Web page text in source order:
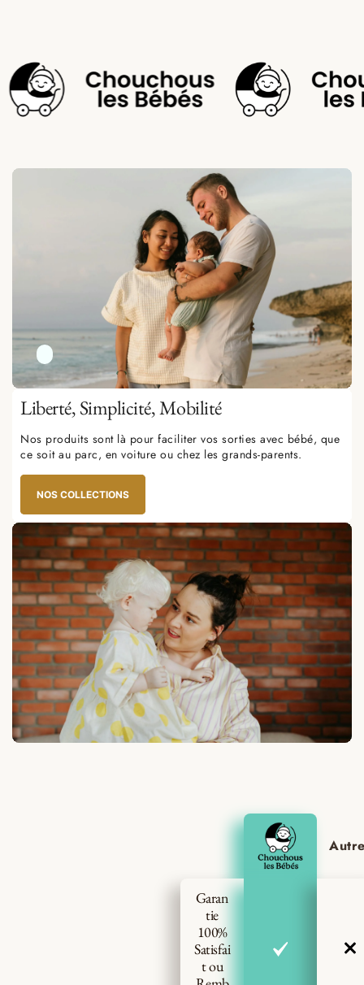
Liberté,Simplicité, Mobilité
Nos produits sont là pour faciliter vos sorties avec bébé, que
ce soit au parc, en voiture ou chez les grands-parents.
NOS COLLECTIONS
Garan
tie
100%
Satisfai
t ou